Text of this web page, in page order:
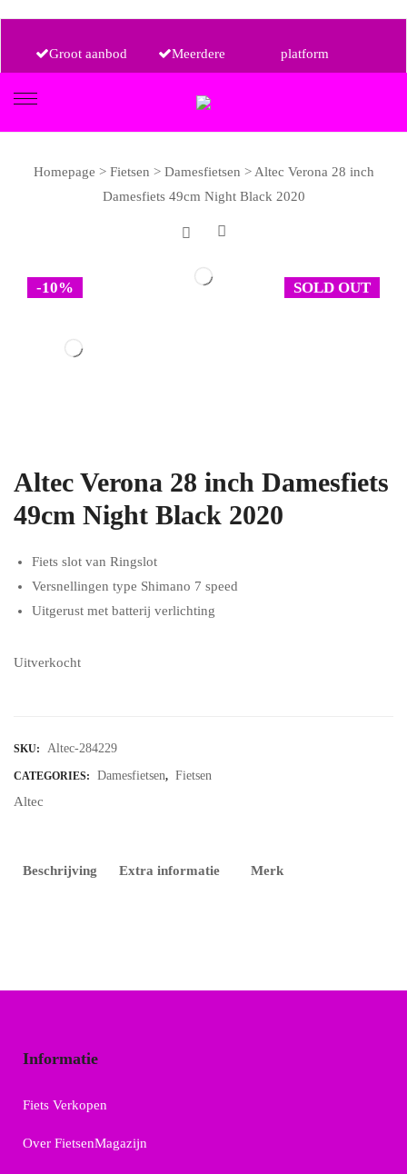
Groot aanbod
Meerdere
platform
Homepage > Fietsen > Damesfietsen > Altec Verona 28 inch
Damesfiets 49cm Night Black 2020
-10% SOLD OUT
Altec Verona 28 inch Damesfiets
49cm Night Black 2020
Fiets slot van Ringslot
Versnellingen type Shimano 7 speed
Uitgerust met batterij verlichting
Uitverkocht
SKU: Altec-284229
CATEGORIES: Damesfietsen, Fietsen
Altec
Beschrijving Extra informatie Merk
Informatie
Fiets Verkopen
Over FietsenMagazijn